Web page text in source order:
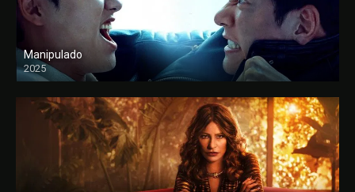
Manipulado
2025